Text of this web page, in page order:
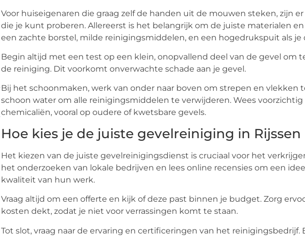
Voor huiseigenaren die graag zelf de handen uit de mouwen steken, zijn
die je kunt proberen. Allereerst is het belangrijk om de juiste materialen
een zachte borstel, milde reinigingsmiddelen, en een hogedrukspuit als je
Begin altijd met een test op een klein, onopvallend deel van de gevel om
de reiniging. Dit voorkomt onverwachte schade aan je gevel.
Bij het schoonmaken, werk van onder naar boven om strepen en vlekken
schoon water om alle reinigingsmiddelen te verwijderen. Wees
chemicaliën, vooral op oudere of kwetsbare gevels.
Hoe kies je de juiste gevelreiniging in Rijssen
Het kiezen van de juiste gevelreinigingsdienst is cruciaal voor het
het onderzoeken van lokale bedrijven en lees online recensies om een
kwaliteit van hun werk.
Vraag altijd om een ​​offerte en kijk of deze past binnen je budget. Zorg
kosten dekt, zodat je niet voor verrassingen komt te staan.
Tot slot, vraag naar de ervaring en certificeringen van het